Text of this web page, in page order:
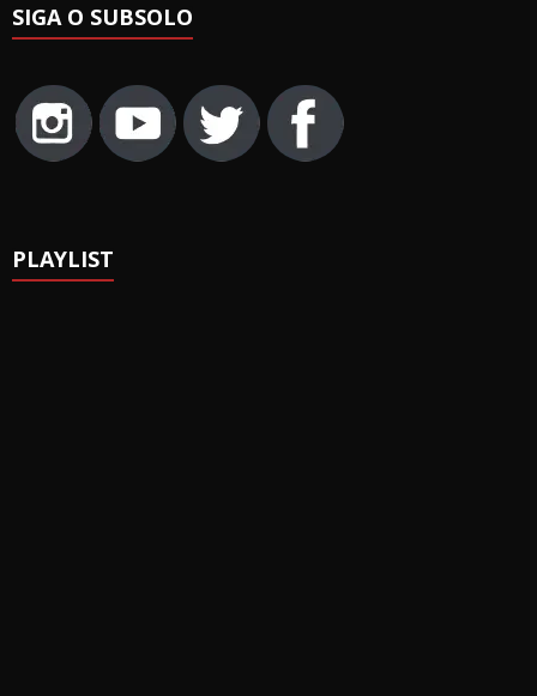
SIGA O SUBSOLO
PLAYLIST